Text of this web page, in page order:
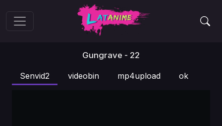
Gungrave - 22
Senvid2 videobin mp4upload ok